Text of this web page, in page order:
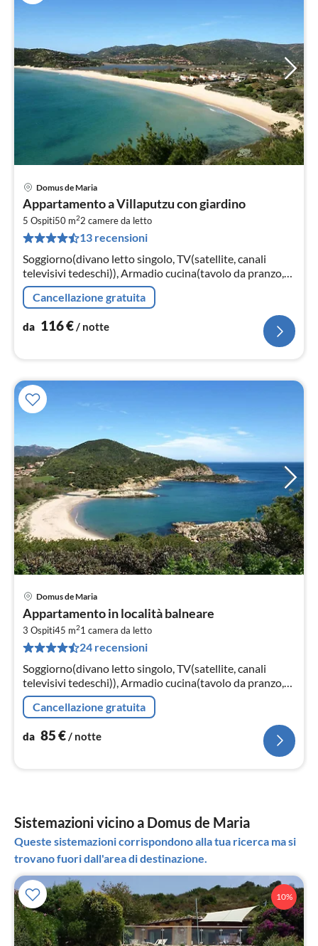
Domus de Maria
Appartamento a Villaputzu con giardino
5 Ospiti50 m22 camere da letto
13 recensioni
Soggiorno(divano letto singolo, TV(satellite, canali
televisivi tedeschi)), Armadio cucina(tavolo da pranzo,
piano cottura(4 fuochi, gas), frigo con congelatore)
Cancellazione gratuita
da 116€/ notte
Domus de Maria
Appartamento in località balneare
3 Ospiti45 m21 camera da letto
24 recensioni
Soggiorno(divano letto singolo, TV(satellite, canali
televisivi tedeschi)), Armadio cucina(tavolo da pranzo,
piano cottura(4 fuochi, gas), frigo con congelatore)
Cancellazione gratuita
da 85€/ notte
Sistemazioni vicino a Domus de Maria
Queste sistemazioni corrispondono alla tua ricerca ma si
trovano fuori dall'area di destinazione.
10%